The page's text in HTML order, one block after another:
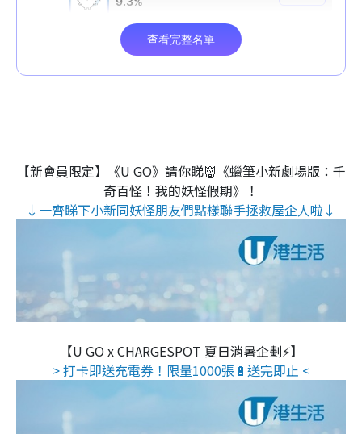
【新會員限定】《U GO》請你睇👹《蠟筆小新劇場版：千
奇百怪！我的妖怪假期》！
↓一齊睇下小新同妖怪朋友們點樣聯手拯救屋企人啦↓
【U GO x CHARGESPOT 夏日消暑企劃⚡】
> 打卡即送充電券！限量1000張🔋送完即止 <